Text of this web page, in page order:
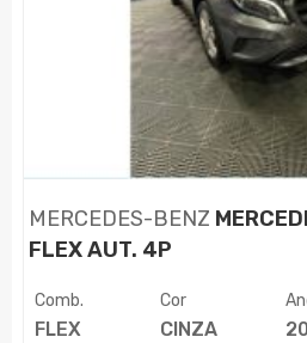
MERCEDES-BENZ
FLEX AUT. 4P
Comb.
FLEX
Cor
CINZA